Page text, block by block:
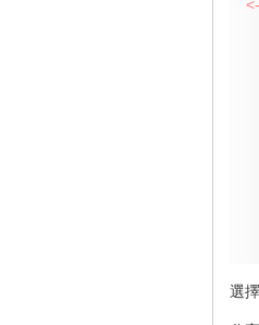
選
<-